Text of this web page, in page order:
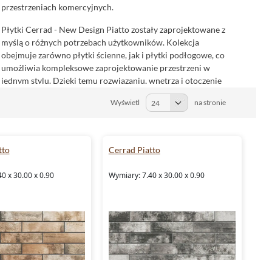
przestrzeniach komercyjnych.
Płytki Cerrad - New Design Piatto zostały zaprojektowane z
myślą o różnych potrzebach użytkowników. Kolekcja
obejmuje zarówno płytki ścienne, jak i płytki podłogowe, co
umożliwia kompleksowe zaprojektowanie przestrzeni w
jednym stylu. Dzięki temu rozwiązaniu, wnętrza i otoczenie
stają się spójne wizualnie, a jednocześnie funkcjonalne.
Inspiracja naturą widoczna w tej kolekcji podkreśla jej
Mrozoodporność i funkcjonalność kamienia
parametr, który umożliwia zastosowanie tych płytek zarówno
wewnątrz, jak i na zewnątrz budynków. Bez obaw można je
wykorzystać na tarasach, balkonach czy elewacjach, gdzie
będą odporne na działanie niskich temperatur i trudnych
Wyświetl na stronie
x 30.00 x 0.90
Cerrad Piatto
Wymiary: 7.40 x 30.00 x 0.90